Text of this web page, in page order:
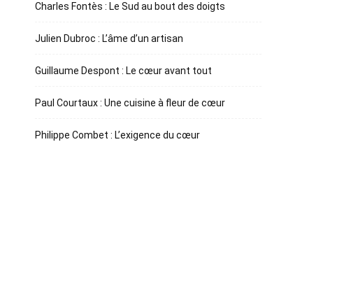
Charles Fontès : Le Sud au bout des doigts
Julien Dubroc : L’âme d’un artisan
Guillaume Despont : Le cœur avant tout
Paul Courtaux : Une cuisine à fleur de cœur
Philippe Combet : L’exigence du cœur